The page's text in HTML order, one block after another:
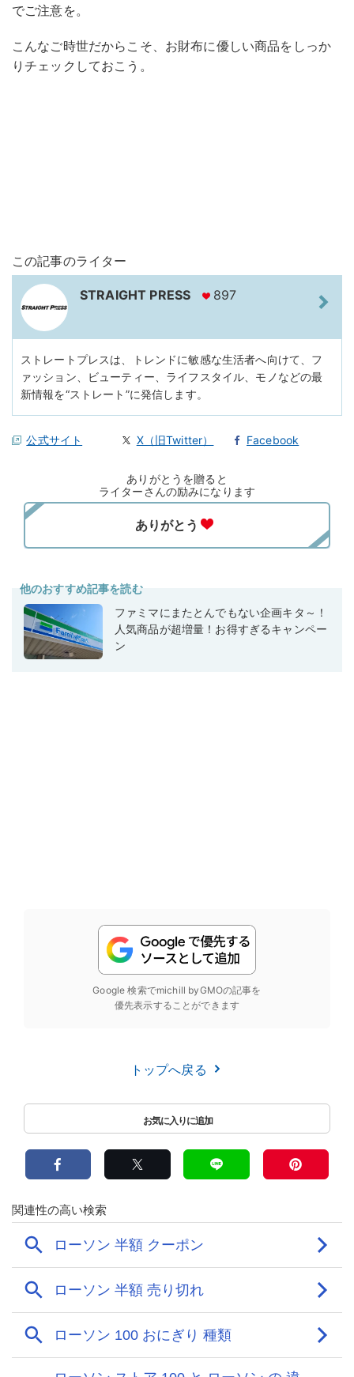
でご注意を。
こんなご時世だからこそ、お財布に優しい商品をしっか
りチェックしておこう。
この記事のライター
STRAIGHT PRESS 897
ストレートプレスは、トレンドに敏感な生活者へ向けて、フ
ァッション、ビューティー、ライフスタイル、モノなどの最
新情報を“ストレート”に発信します。
公式サイト X（旧Twitter） Facebook
ありがとうを贈ると
ライターさんの励みになります
他のおすすめ記事を読む
ファミマにまたとんでもない企画キタ～！
人気商品が超増量！お得すぎるキャンペー
ン
Google 検索でmichill byGMOの記事を
優先表示することができます
トップへ戻る